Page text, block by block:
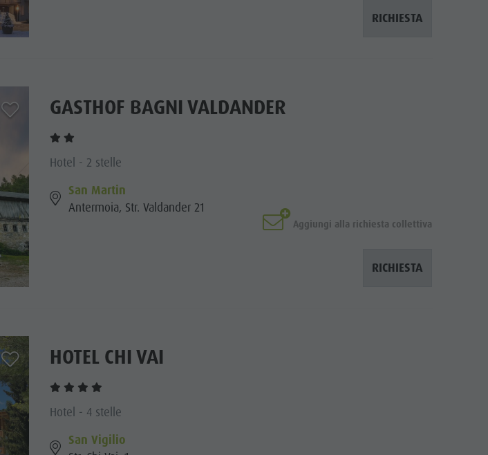
RICHIESTA
aria.add_to_watchlist
GASTHOF BAGNI VALDANDER
Hotel - 2 stelle
San Martin
Antermoia, Str. Valdander 21
Aggiungi alla richiesta collettiva
RICHIESTA
aria.add_to_watchlistHOTEL CHI VAI
Hotel - 4 stelle
San Vigilio